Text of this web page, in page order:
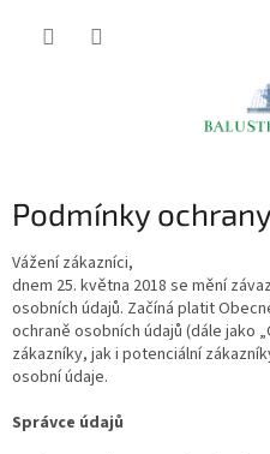
Podmínky
Vážení zákazníci,
dnem 25. května 2018 se mění
osobních údajů. Začíná platit
ochraně osobních údajů (dále jako
zákazníky, jak i potenciální
osobní údaje.
Správce údajů